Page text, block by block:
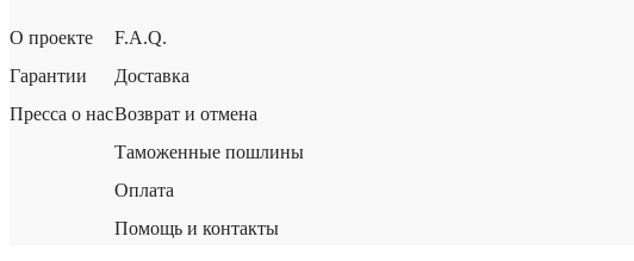
О проекте
Гарантии
Пресса о нас
F.A.Q.
Доставка
Возврат и отмена
Таможенные пошлины
Оплата
Помощь и контакты